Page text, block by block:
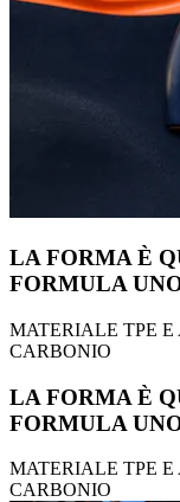
LA FORMA È
FORMULA
MATERIALE TPE
CARBONIO
LA FORMA È
FORMULA
MATERIALE TPE
CARBONIO